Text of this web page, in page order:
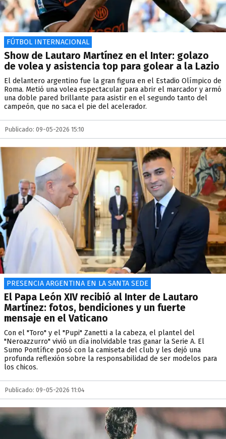
FÚTBOL INTERNACIONAL
Show de Lautaro Martínez en el Inter: golazo
de volea y asistencia top para golear a la Lazio
El delantero argentino fue la gran figura en el Estadio Olímpico de
Roma. Metió una volea espectacular para abrir el marcador y armó
una doble pared brillante para asistir en el segundo tanto del
campeón, que no saca el pie del acelerador.
Publicado: 09-05-2026 15:10
PRESENCIA ARGENTINA EN LA SANTA SEDE
El Papa León XIV recibió al Inter de Lautaro
Martínez: fotos, bendiciones y un fuerte
mensaje en el Vaticano
Con el "Toro" y el "Pupi" Zanetti a la cabeza, el plantel del
"Neroazzurro" vivió un día inolvidable tras ganar la Serie A. El
Sumo Pontífice posó con la camiseta del club y les dejó una
profunda reflexión sobre la responsabilidad de ser modelos para
los chicos.
Publicado: 09-05-2026 11:04